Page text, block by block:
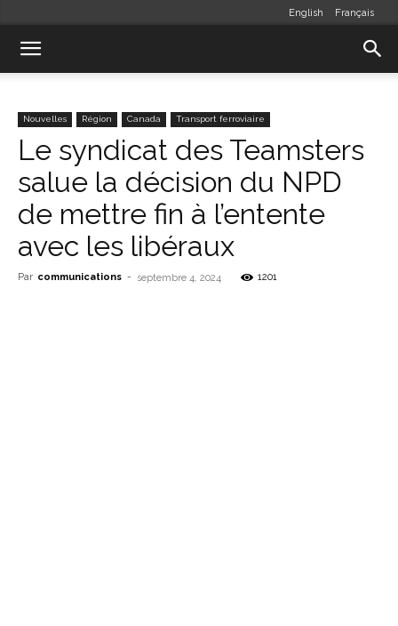
English Français
Nouvelles Région Canada Transport ferroviaire
Le syndicat des Teamsters
salue la décision du NPD
de mettre fin à l’entente
avec les libéraux
Par communications - septembre 4, 2024 1201